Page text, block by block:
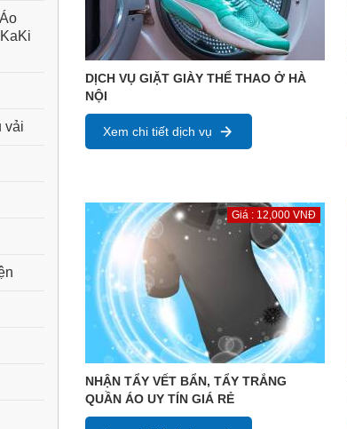
DỊCH VỤ GIẶT GIÀY THỂ THAO Ở HÀ
NỘI
Xem chi tiết dịch vụ
Giá : 12,000 VNĐ
NHẬN TẨY VẾT BẨN, TẨY TRẮNG
QUẦN ÁO UY TÍN GIÁ RẺ
vải